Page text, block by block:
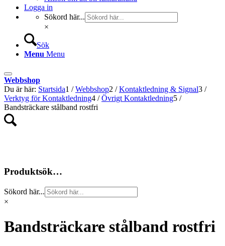
Logga in
Sökord här...
×
Sök
Menu Menu
Webbshop
Du är här: Startsida1 / Webbshop2 / Kontaktledning & Signal3 /
Verktyg för Kontaktledning4 / Övrigt Kontaktledning5 /
Bandsträckare stålband rostfri
Produktsök…
Sökord här...
×
Bandsträckare stålband rostfri